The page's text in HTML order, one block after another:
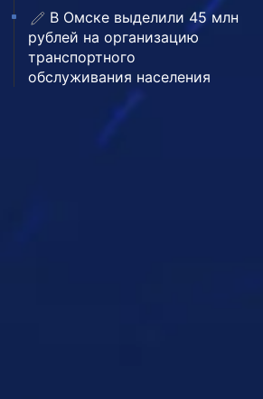
В Омске выделили 45 млн
рублей на организацию
транспортного
обслуживания населения